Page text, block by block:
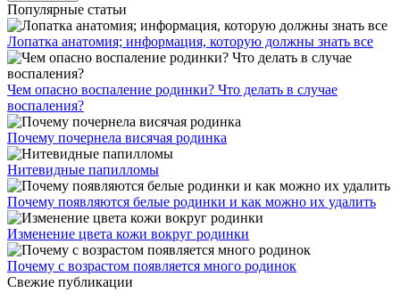
Популярные статьи
Лопатка анатомия; информация, которую должны знать все
Чем опасно воспаление родинки? Что делать в случае
воспаления?
Почему почернела висячая родинка
Нитевидные папилломы
Почему появляются белые родинки и как можно их удалить
Изменение цвета кожи вокруг родинки
Почему с возрастом появляется много родинок
Свежие публикации